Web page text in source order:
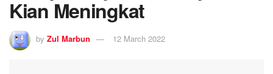
Kian Meningkat
by Zul Marbun 12 March 2022